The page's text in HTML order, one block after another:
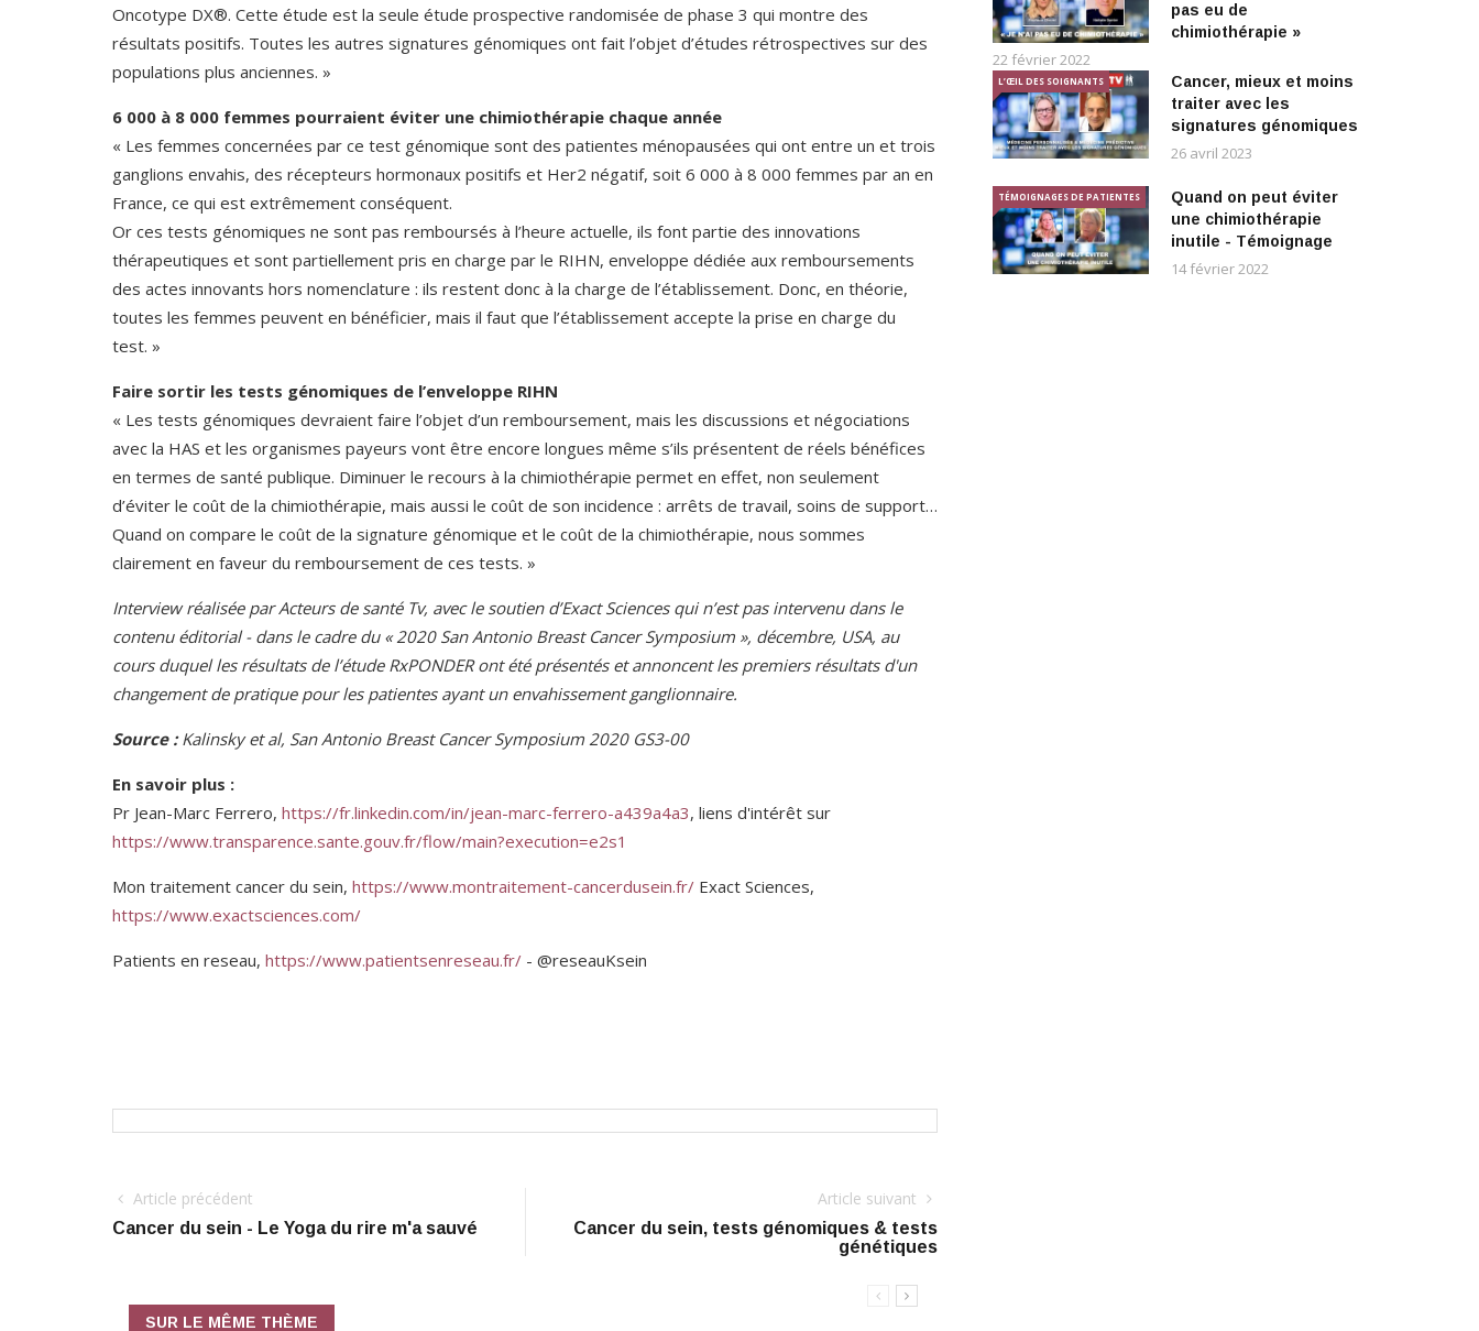
Oncotype DX®. Cette étude est la seule étude prospective randomisée de phase 3 qui montre des
résultats positifs. Toutes les autres signatures génomiques ont fait l’objet d’études rétrospectives sur des
populations plus anciennes. »
6 000 à 8 000 femmes pourraient éviter une chimiothérapie chaque année
« Les femmes concernées par ce test génomique sont des patientes ménopausées qui ont entre un et trois
ganglions envahis, des récepteurs hormonaux positifs et Her2 négatif, soit 6 000 à 8 000 femmes par an en
France, ce qui est extrêmement conséquent.
Or ces tests génomiques ne sont pas remboursés à l’heure actuelle, ils font partie des innovations
thérapeutiques et sont partiellement pris en charge par le RIHN, enveloppe dédiée aux remboursements
des actes innovants hors nomenclature : ils restent donc à la charge de l’établissement. Donc, en théorie,
toutes les femmes peuvent en bénéficier, mais il faut que l’établissement accepte la prise en charge du
test. »
Faire sortir les tests génomiques de l’enveloppe RIHN
« Les tests génomiques devraient faire l’objet d’un remboursement, mais les discussions et négociations
avec la HAS et les organismes payeurs vont être encore longues même s’ils présentent de réels bénéfices
en termes de santé publique. Diminuer le recours à la chimiothérapie permet en effet, non seulement
d’éviter le coût de la chimiothérapie, mais aussi le coût de son incidence : arrêts de travail, soins de support…
Quand on compare le coût de la signature génomique et le coût de la chimiothérapie, nous sommes
clairement en faveur du remboursement de ces tests. »
Interview réalisée par Acteurs de santé Tv, avec le soutien d’Exact Sciences qui n’est pas intervenu dans le
contenu éditorial - dans le cadre du « 2020 San Antonio Breast Cancer Symposium », décembre, USA, au
cours duquel les résultats de l’étude RxPONDER ont été présentés et annoncent les premiers résultats d'un
changement de pratique pour les patientes ayant un envahissement ganglionnaire.
Source :Kalinsky et al, San Antonio Breast Cancer Symposium 2020 GS3-00
En savoir plus :
Pr Jean-Marc Ferrero, https://fr.linkedin.com/in/jean-marc-ferrero-a439a4a3, liens d'intérêt sur
https://www.transparence.sante.gouv.fr/flow/main?execution=e2s1
Mon traitement cancer du sein, https://www.montraitement-cancerdusein.fr/ Exact Sciences,
https://www.exactsciences.com/
Patients en reseau, https://www.patientsenreseau.fr/ - @reseauKsein
Article précédent
Cancer du sein - Le Yoga du rire m'a sauvé
Article suivant
Cancer du sein, tests génomiques & tests
génétiques
SUR LE MÊME THÈME
pas eu de
chimiothérapie »
22 février 2022
L’ŒIL DES SOIGNANTS
Cancer, mieux et moins
traiter avec les
signatures génomiques
26 avril 2023
TÉMOIGNAGES DE PATIENTES
Quand on peut éviter
une chimiothérapie
inutile - Témoignage
14 février 2022